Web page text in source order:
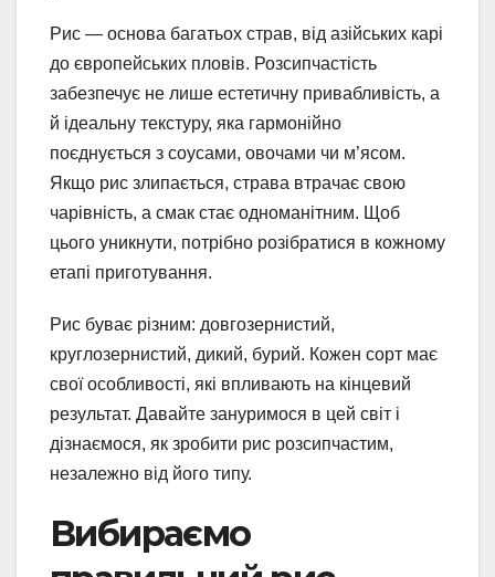
Рис — основа багатьох страв, від азійських карі
до європейських пловів. Розсипчастість
забезпечує не лише естетичну привабливість, а
й ідеальну текстуру, яка гармонійно
поєднується з соусами, овочами чи м’ясом.
Якщо рис злипається, страва втрачає свою
чарівність, а смак стає одноманітним. Щоб
цього уникнути, потрібно розібратися в кожному
етапі приготування.
Рис буває різним: довгозернистий,
круглозернистий, дикий, бурий. Кожен сорт має
свої особливості, які впливають на кінцевий
результат. Давайте зануримося в цей світ і
дізнаємося, як зробити рис розсипчастим,
незалежно від його типу.
Вибираємо